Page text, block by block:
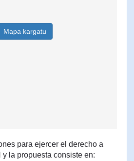
Mapa kargatu
para ejercer el derecho a
la propuesta consiste en: